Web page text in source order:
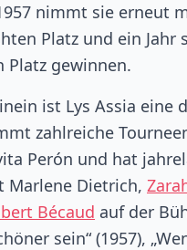
nimmt sie erneut
Platz und ein
Platz gewinnen.
ist Lys Assia
zahlreiche
Perón und hat
Marlene Dietrich,
Bécaud auf der
sein“ (1957),